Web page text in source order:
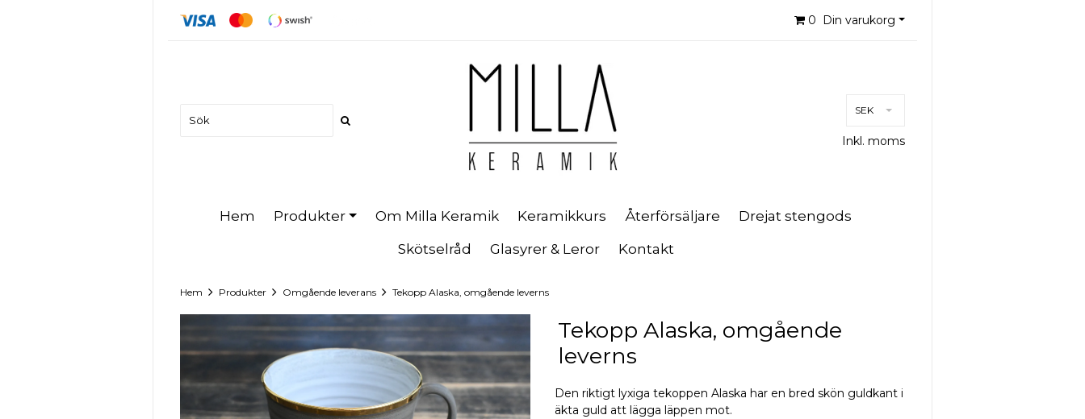
0 Din varukorg
SEK
Inkl. moms
Hem Produkter Om Milla Keramik Keramikkurs Återförsäljare Drejat stengods
Skötselråd Glasyrer & Leror Kontakt
Hem Produkter Omgående leverans Tekopp Alaska, omgående leverns
Tekopp Alaska, omgående
leverns
Den riktigt lyxiga tekoppen Alaska har en bred skön guldkant i
äkta guld att lägga läppen mot.